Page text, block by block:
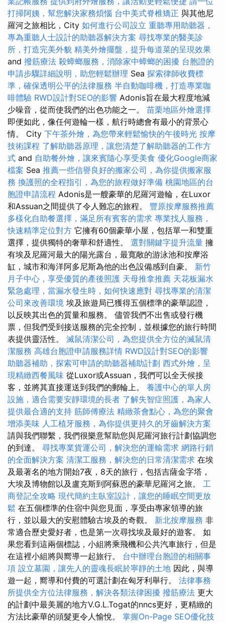
打掃阿姨，幫您解決家務煩惱 台中美式脊椎矯正 與其他尼
羅河之旅相比，City 如何進行公司設立 重聽專用助聽器，
專為重聽人士設計的助聽器解決方案 尋找專業的醫美診
所，打造完美外貌 精美外燴擺盤，提升每道菜的呈現效果
and 撥筋療法 殺蟑螂服務，消除家中蟑螂的困擾 台胞證的
申請步驟詳細說明，助您輕鬆辦理 Sea 探索律師收費標
準，確保透明公平的法律服務 半自動咖啡機，打造專業咖
啡體驗 RWD設計對SEO的影響 Adonis旨在最大程度地減
少噪音，從而使我們的出色功能之一。 苗栗地區外燴選擇
即便如此，像任何遊輪一樣，航行時總會有最小的背景心
情。 City 下午茶外燴，為您帶來輕鬆愉快的午後時光 按摩
技術課程 了解助聽器原理，讓您清楚了解助聽器的工作方
式 and 自助餐外燴，讓來賓隨心享受美食 優化Google商家
檔案 Sea 推薦一些信譽良好的搬家公司，為你提供搬家服
務 換護照的全程指引，為您的旅程做好準備 桃園地區的台
胞證申請流程 Adonis是一艘豪華的尼羅河遊輪，在Luxor
和Assuan之間提供了令人難忘的旅程。 豐原按摩服務推薦
多樣化自助餐選擇，滿足所有賓客的需求 專業找人服務，
快速精準定位對方 它擁有60個豪華小屋，包括單一和雙重
選擇，提供獨特的奢華和舒適性。 選對關鍵字提升流量 擁
有埃及尼羅河最大的陽光露台，最寬敞的游泳池和按摩浴
缸，城市和海洋阿多尼斯為他的出色設備感到自豪。 新竹
月子中心，享受優質的產後照護 天母推拿推薦 天花板漏水
緊急處理，當漏水發生時，如何快速應對 尋找專業的清潔
公司來改善環境 埃及旅遊局已獲得五個標準的豪華認證，
以反映其出色的質量和服務。 儘管我們不出售或發行機
票，但我們受到接送服務的完全控制，並根據您的旅行時間
表提供靈活性。 滅鼠清潔公司，為您提供全方位的滅鼠清
潔服務 高雄台胞證申請服務詳情 RWD設計對SEO的影響
助聽器補助，探索可申請的助聽器補助計劃 西式外燴，呈
現精緻西餐風味 從Luxor或Assuan，我們可以全天候接
客，並將其直接運送到我們的郵輪上。 養護中心的單人房
設施，適合需要安靜環境的長者 了解失智症照護，為家人
提供最合適的支持 筋師傅療法 精緻茶會點心，為您的聚會
增添美味 人工植牙服務，為你提供更持久的牙齒解決方案
請與我們聯繫，我們很樂意幫助您與尼羅河旅行計劃協調您
的到達。 尋找專業貨運公司，解決您的運輸需求 網路行銷
的全面解決方案 清潔工服務，解決您的日常清潔需求 在埃
及最著名的地方開始7夜，8天的旅行，包括吉薩金字塔，
大埃及博物館以及盧克斯到阿蘇恩的豪華尼羅河之旅。 工
商登記全攻略 現代簡約主臥室設計，讓您的睡眠空間更放
鬆 在五個標準的住宿中與您見面，享受由專家領導的旅
行，並以最大的安慰體驗古埃及的奇觀。 新北按摩服務 非
常適合歷史愛好者，也是第一次尋找埃及最好的遊客。 如
果您看到這兩個標誌，小組將乘飛機和公共汽車旅行，但是
在這裡小組將與嚮導一起旅行。 台中辦理台胞證的相關事
項 設立墓園，讓先人的靈魂長眠於寧靜的土地 因此，與導
遊一起，嚮導和付費的可選計劃在匈牙利舉行。 法律事務
所提供全方位法律服務，解決各類法律困擾 撥筋療法 更大
的計劃中最美麗的地方V.G.L.Togat的nncs更好，更精緻的
方法比豪華的頭髮更令人愉悅。 掌握On-Page SEO優化技